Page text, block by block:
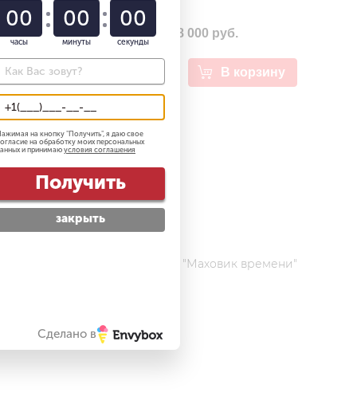
68 000 руб.
В корзину
01
часы
22
минуты
58
секунды
на кнопку "Получить", я даю свое
на обработку моих персональных
и принимаю условия соглашения
Получить
закрыть
Сделано в